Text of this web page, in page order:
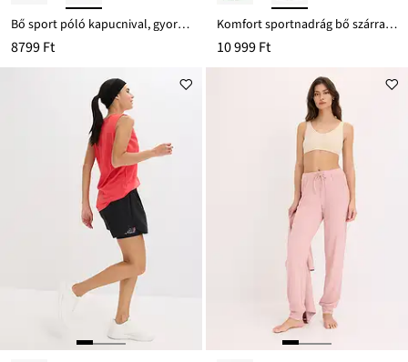
Bő sport póló kapucnival, gyorsan szárad
8799 Ft
Komfort sportnadrág bő szárral, gyorsan szárad
10 999 Ft